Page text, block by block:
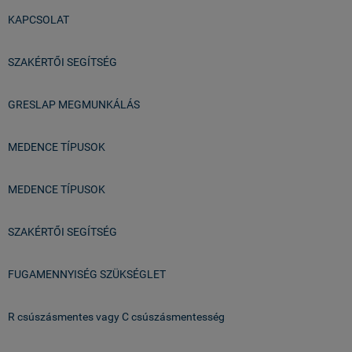
KAPCSOLAT
SZAKÉRTŐI SEGÍTSÉG
GRESLAP MEGMUNKÁLÁS
MEDENCE TÍPUSOK
MEDENCE TÍPUSOK
SZAKÉRTŐI SEGÍTSÉG
FUGAMENNYISÉG SZÜKSÉGLET
R csúszásmentes vagy C csúszásmentesség